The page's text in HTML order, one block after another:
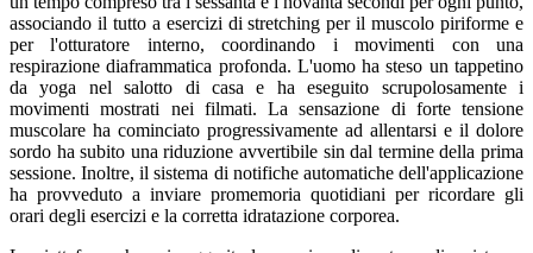
associando il tutto a esercizi di stretching per il muscolo piriforme e
per l'otturatore interno, coordinando i movimenti con una
respirazione diaframmatica profonda. L'uomo ha steso un tappetino
da yoga nel salotto di casa e ha eseguito scrupolosamente i
movimenti mostrati nei filmati. La sensazione di forte tensione
muscolare ha cominciato progressivamente ad allentarsi e il dolore
sordo ha subito una riduzione avvertibile sin dal termine della prima
sessione. Inoltre, il sistema di notifiche automatiche dell'applicazione
ha provveduto a inviare promemoria quotidiani per ricordare gli
orari degli esercizi e la corretta idratazione corporea.